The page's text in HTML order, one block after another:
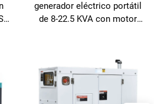
generador eléctrico portátil
de 8-22.5 KVA con motor